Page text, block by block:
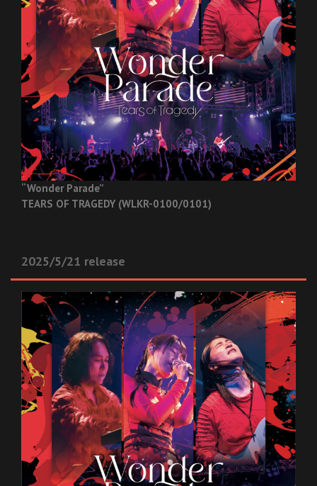
“Wonder Parade”
TEARS OF TRAGEDY (WLKR-0100/0101)
2025/5/21 release